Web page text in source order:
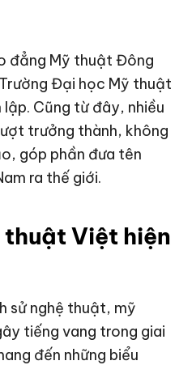
đẳng Mỹ thuật Đông
Đại học Mỹ thuật
Cũng từ đây, nhiều
trưởng thành, không
góp phần đưa tên
ra thế giới.
Việt hiện
sử nghệ thuật, mỹ
tiếng vang trong giai
đến những biểu